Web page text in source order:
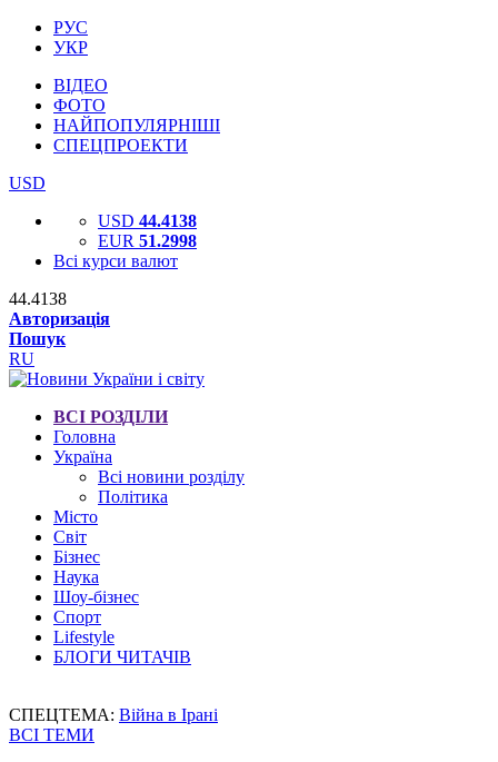
РУС
УКР
ВІДЕО
ФОТО
НАЙПОПУЛЯРНІШІ
СПЕЦПРОЕКТИ
USD
USD 44.4138
EUR 51.2998
Всі курси валют
44.4138
Авторизація
Пошук
RU
ВСІ РОЗДІЛИ
Головна
Україна
Всі новини розділу
Політика
Місто
Світ
Бізнес
Наука
Шоу-бізнес
Спорт
Lifestyle
БЛОГИ ЧИТАЧІВ
СПЕЦТЕМА: Війна в Ірані
ВСІ ТЕМИ